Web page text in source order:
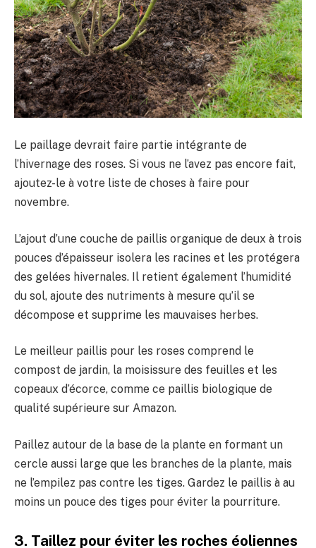
Le paillage devrait faire partie intégrante de
l’hivernage des roses. Si vous ne l’avez pas encore fait,
ajoutez-le à votre liste de choses à faire pour
novembre.
L’ajout d’une couche de paillis organique de deux à trois
pouces d’épaisseur isolera les racines et les protégera
des gelées hivernales. Il retient également l’humidité
du sol, ajoute des nutriments à mesure qu’il se
décompose et supprime les mauvaises herbes.
Le meilleur paillis pour les roses comprend le
compost de jardin, la moisissure des feuilles et les
copeaux d’écorce, comme ce paillis biologique de
qualité supérieure sur Amazon.
Paillez autour de la base de la plante en formant un
cercle aussi large que les branches de la plante, mais
ne l’empilez pas contre les tiges. Gardez le paillis à au
moins un pouce des tiges pour éviter la pourriture.
3. Taillez pour éviter les roches éoliennes